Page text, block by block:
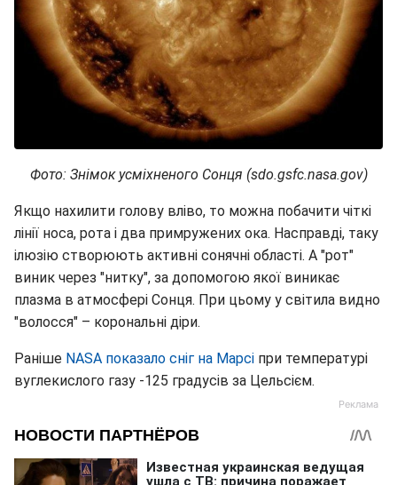
Фото: Знімок усміхненого Сонця (sdo.gsfc.nasa.gov)
Якщо нахилити голову вліво, то можна побачити чіткі
лінії носа, рота і два примружених ока. Насправді, таку
ілюзію створюють активні сонячні області. А "рот"
виник через "нитку", за допомогою якої виникає
плазма в атмосфері Сонця. При цьому у світила видно
"волосся" – корональні діри.
Раніше NASA показало сніг на Марсі при температурі
вуглекислого газу -125 градусів за Цельсієм.